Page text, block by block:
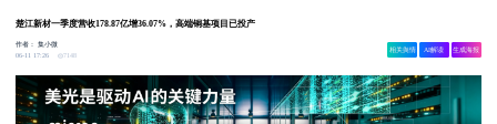
楚江新材一季度营收178.87亿增36.07%，高端铜基项目已投产
作者：集小微
06-11 17:26
7148
相关舆情 AI解读 生成海报